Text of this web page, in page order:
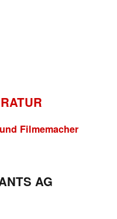
Filmemacher
AG